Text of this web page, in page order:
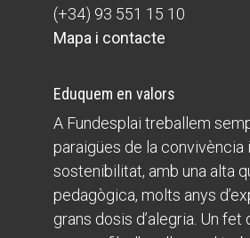
(+34) 93 551 15 10
Mapa i contacte
Eduquem en valors
A Fundesplai treballem
paraigües de la convivència
sostenibilitat, amb una alta
pedagògica, molts anys
grans dosis d’alegria. Un fet